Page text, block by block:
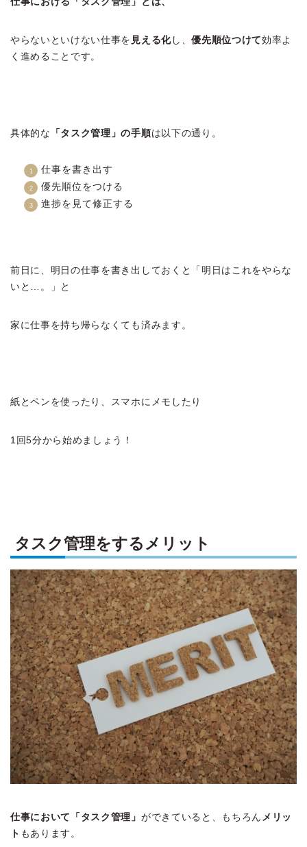
やらないといけない仕事を 見える化し、優先順位つけて効率よ
く進めることです。
具体的な 「タスク管理」の手順は以下の通り。
仕事を書き出す
優先順位をつける
進捗を見て修正する
前日に、明日の仕事を書き出しておくと「明日はこれをやらな
いと…。」と
家に仕事を持ち帰らなくても済みます。
紙とペンを使ったり、スマホにメモしたり
1回5分から始めましょう！
タスク管理をするメリット
仕事において「タスク管理」 ができていると、もちろん メリッ
ト もあります。